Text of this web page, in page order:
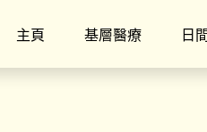
主頁 基層醫療 日